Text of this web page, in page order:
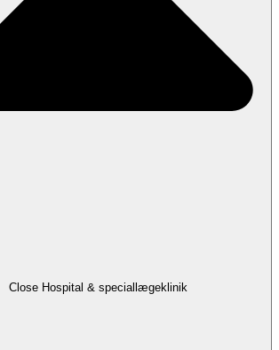
Close Hospital & speciallægeklinik